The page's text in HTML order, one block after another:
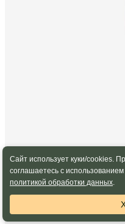
Сайт использует куки/cookies.
соглашаетесь с
политикой обработки данных.